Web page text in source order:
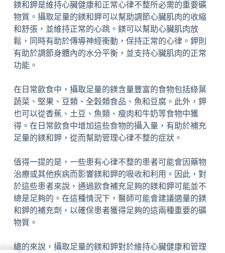
鎂和鉀是維持心臟健康和正常心律不整所必需的重要礦
物質。攝取足量的鎂和鉀可以幫助調節心臟肌肉的收縮
和舒張，並維持正常的心跳。鎂可以幫助心臟肌肉放
鬆，同時有助於傳導神經衝動，保持正常的心律。鉀則
有助於調節身體內的水分平衡，並支持心臟肌肉的正常
功能。
在日常飲食中，攝取足量的鎂含量豐富的食物包括綠葉
蔬菜、堅果、豆類、全穀類食品、魚和豆腐。此外，鉀
也可以從香蕉、土豆、魚類、瘦肉和牛奶等食物中獲
得。在日常飲食中增加這些食物的攝入量，有助於補充
足量的鎂和鉀，從而幫助管理心律不整的症狀。
值得一提的是，一些患有心律不整的患者可能會因藥物
治療或其他疾病而影響鎂和鉀的吸收和利用。因此，對
於這些患者來說，通過飲食補充足夠的鎂和鉀可能並不
總是足夠的。在這種情況下，醫師可能會建議適量的鎂
和鉀的補充劑，以確保患者獲得足夠的這兩種重要的礦
物質。
總的來說，攝取足量的鎂和鉀對於維持心臟健康和管理